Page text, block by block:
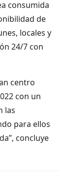
consumida
de
locales y
24/7 con
centro
con un
las
para ellos
concluye